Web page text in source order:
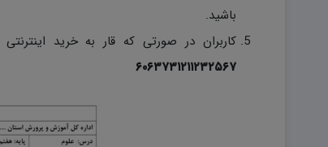
باشید.
کاربران در صورتی که قار به خرید
۶۰۶۳۷۳۱۲۱۱۲۳۲۵۶۷